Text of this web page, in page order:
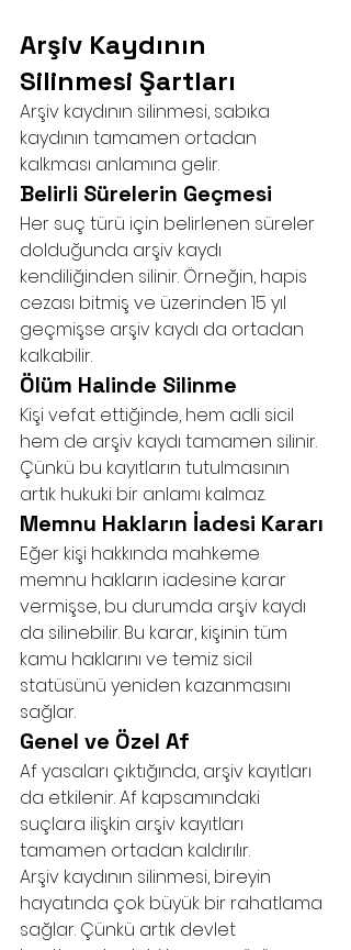
Arşiv Kaydının
Silinmesi Şartları
Arşiv kaydının silinmesi, sabıka
kaydının tamamen ortadan
kalkması anlamına gelir.
Belirli Sürelerin Geçmesi
Her suç türü için belirlenen süreler
dolduğunda arşiv kaydı
kendiliğinden silinir. Örneğin, hapis
cezası bitmiş ve üzerinden 15 yıl
geçmişse arşiv kaydı da ortadan
kalkabilir.
Ölüm Halinde Silinme
Kişi vefat ettiğinde, hem adli sicil
hem de arşiv kaydı tamamen silinir.
Çünkü bu kayıtların tutulmasının
artık hukuki bir anlamı kalmaz.
Memnu Hakların İadesi Kararı
Eğer kişi hakkında mahkeme
memnu hakların iadesine karar
vermişse, bu durumda arşiv kaydı
da silinebilir. Bu karar, kişinin tüm
kamu haklarını ve temiz sicil
statüsünü yeniden kazanmasını
sağlar.
Genel ve Özel Af
Af yasaları çıktığında, arşiv kayıtları
da etkilenir. Af kapsamındaki
suçlara ilişkin arşiv kayıtları
tamamen ortadan kaldırılır.
Arşiv kaydının silinmesi, bireyin
hayatında çok büyük bir rahatlama
sağlar. Çünkü artık devlet